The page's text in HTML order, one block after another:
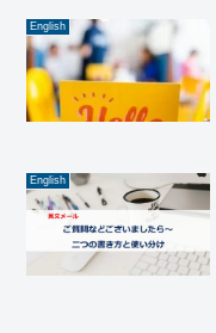
English
English